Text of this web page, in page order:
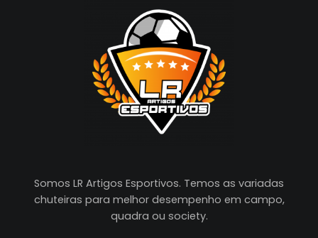
Somos LR Artigos Esportivos. Temos as variadas
chuteiras para melhor desempenho em campo,
quadra ou society.